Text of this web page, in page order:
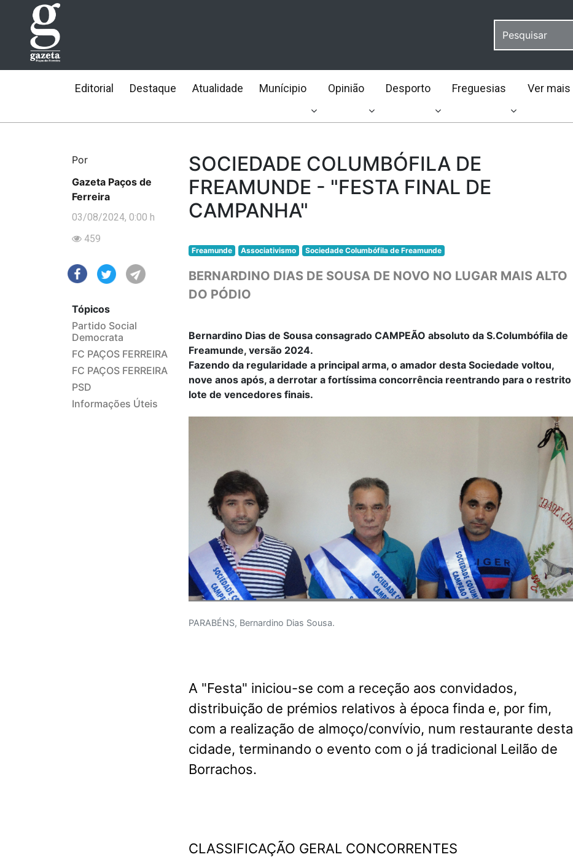
Editorial Destaque Atualidade Munícipio Opinião Desporto Freguesias Ver mais
Por
Gazeta Paços de
Ferreira
03/08/2024, 0:00 h
459
Tópicos
Partido Social
Democrata
FC PAÇOS FERREIRA
FC PAÇOS FERREIRA
PSD
Informações Úteis
SOCIEDADE COLUMBÓFILA DE
FREAMUNDE - "FESTA FINAL DE
CAMPANHA"
Freamunde Associativismo Sociedade Columbófila de Freamunde
BERNARDINO DIAS DE SOUSA DE NOVO NO LUGAR MAIS ALTO
DO PÓDIO
Bernardino Dias de Sousa consagrado CAMPEÃO absoluto da S.Columbófila de
Freamunde, versão 2024.
Fazendo da regularidade a principal arma, o amador desta Sociedade voltou,
nove anos após, a derrotar a fortíssima concorrência reentrando para o restrito
lote de vencedores finais.
PARABÉNS, Bernardino Dias Sousa.
A "Festa" iniciou-se com a receção aos convidados,
distribuição de prémios relativos à época finda e, por fim,
com a realização de almoço/convívio, num restaurante desta
cidade, terminando o evento com o já tradicional Leilão de
Borrachos.
CLASSIFICAÇÃO GERAL CONCORRENTES